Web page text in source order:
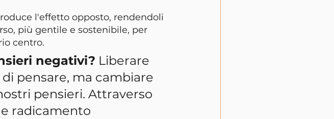
l'effetto opposto, rendendoli
più gentile e sostenibile, per
centro.
negativi? Liberare
pensare, ma cambiare
pensieri. Attraverso
radicamento